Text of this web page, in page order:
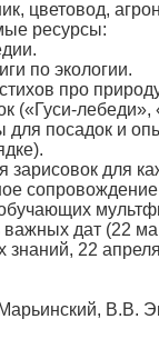
цветовод,
ресурсы:
по экологии.
про
(«Гуси-
для посадок и
зарисовок для
важных дат (22
знаний, 22
В.В.